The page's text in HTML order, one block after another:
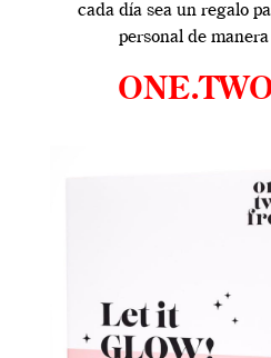
cada día sea un regalo
personal de